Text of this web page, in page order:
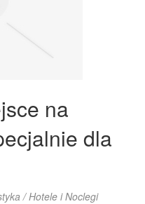
na
dla
/ Hotele i Noclegi